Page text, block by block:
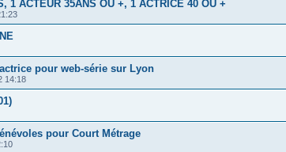
1 ACTEUR 35ANS OU +, 1 ACTRICE 40 OU +
pour web-série sur Lyon
14:18
pour Court Métrage